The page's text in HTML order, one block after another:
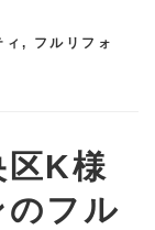
ィ, フルリフォ
区K様
のフル